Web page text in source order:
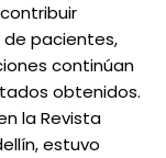
pacientes,
continúan
obtenidos.
la Revista
estuvo